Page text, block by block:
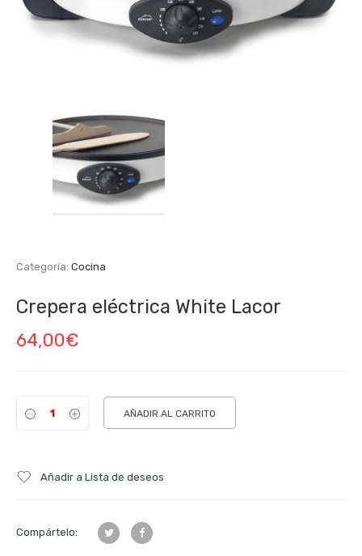
Categoría: Cocina
Crepera eléctrica White Lacor
64,00€
AÑADIR AL CARRITO
Añadir a Lista de deseos
Compártelo: